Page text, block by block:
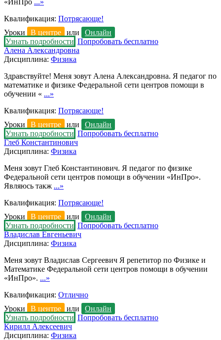
Квалификация: Потрясающе!
Уроки
В центре или
Онлайн
Узнать подробности Попробовать бесплатно
Алена Александровна
Дисциплина: Физика
Здравствуйте! Меня зовут Алена Александровна. Я педагог по
математике и физике Федеральной сети центров помощи в
обучении « ...»
Квалификация: Потрясающе!
Уроки
В центре или
Онлайн
Узнать подробности Попробовать бесплатно
Глеб Константинович
Дисциплина: Физика
Меня зовут Глеб Константинович. Я педагог по физике
Федеральной сети центров помощи в обучении «ИнПро».
Являюсь такж ...»
Квалификация: Потрясающе!
Уроки
В центре или
Онлайн
Узнать подробности Попробовать бесплатно
Владислав Евгеньевич
Дисциплина: Физика
Меня зовут Владислав Сергеевич Я репетитор по Физике и
Математике Федеральной сети центров помощи в обучении
«ИнПро». ...»
Квалификация: Отлично
Уроки
В центре или
Онлайн
Узнать подробности Попробовать бесплатно
Кирилл Алексеевич
Дисциплина: Физика